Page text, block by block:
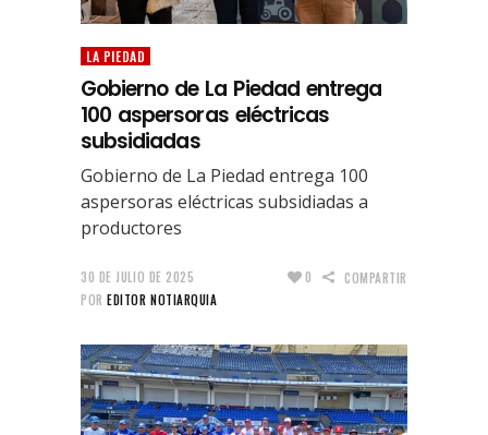
LA PIEDAD
Gobierno de La Piedad entrega
100 aspersoras eléctricas
subsidiadas
Gobierno de La Piedad entrega 100
aspersoras eléctricas subsidiadas a
productores
30 DE JULIO DE 2025
POR EDITOR NOTIARQUIA
0 COMPARTIR